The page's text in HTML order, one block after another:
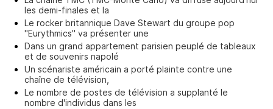
les demi-finales et la
Le rocker britannique Dave Stewart du groupe pop
"Eurythmics" va présenter une
Dans un grand appartement parisien peuplé de tableaux
et de souvenirs napolé
Un scénariste américain a porté plainte contre une
chaîne de télévision,
Le nombre de postes de télévision a supplanté le
nombre d'individus dans les